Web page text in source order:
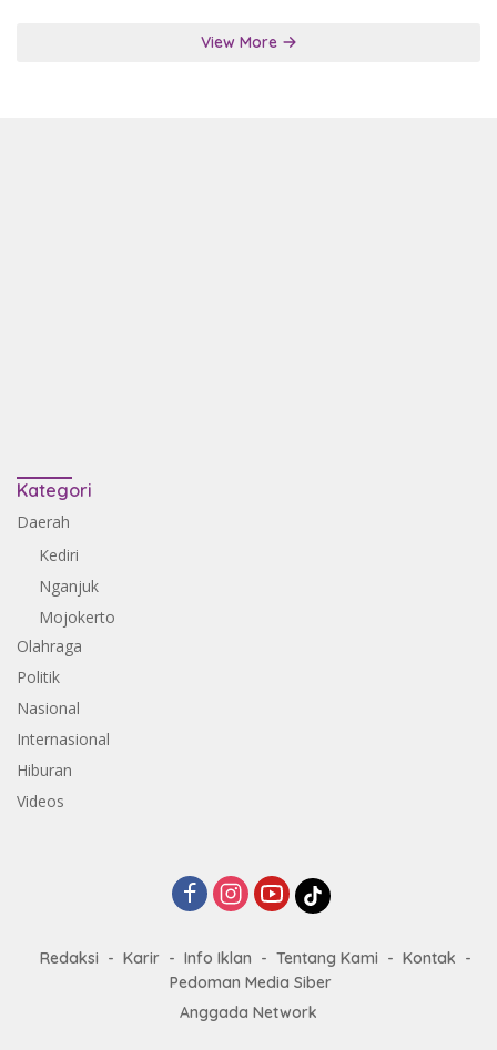
View More
Kategori
Daerah
Kediri
Nganjuk
Mojokerto
Olahraga
Politik
Nasional
Internasional
Hiburan
Videos
Redaksi Karir Info Iklan Tentang Kami
Kontak
Pedoman Media Siber
Anggada Network